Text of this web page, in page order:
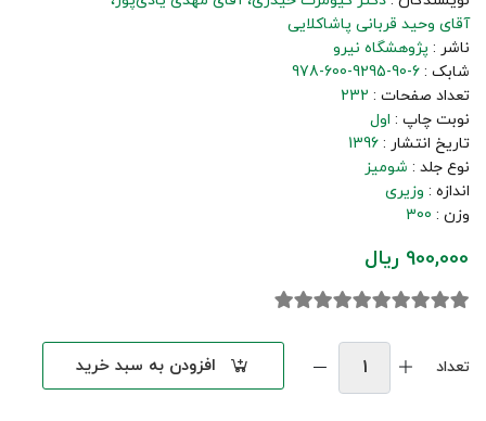
آقای وحید قربانی پاشاکلایی
ناشر : پژوهشگاه نیرو
شابک : 978-600-9295-90-6
تعداد صفحات : 232
نوبت چاپ : اول
تاریخ انتشار : 1396
نوع جلد : شومیز
اندازه : وزیری
وزن : 300
900,000 ریال
تعداد افزودن به سبد خرید